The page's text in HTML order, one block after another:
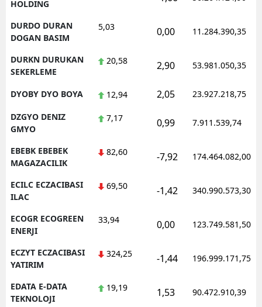
HOLDING
DURDO DURAN
DOGAN BASIM
5,03 0,00 11.284.390,35
DURKN DURUKAN
SEKERLEME
20,58 2,90 53.981.050,35
DYOBY DYO BOYA 12,94 2,05 23.927.218,75
DZGYO DENIZ
GMYO
7,17 0,99 7.911.539,74
EBEBK EBEBEK
MAGAZACILIK
82,60 -7,92 174.464.082,00
ECILC ECZACIBASI
ILAC
69,50 -1,42 340.990.573,30
ECOGR ECOGREEN
ENERJI
33,94 0,00 123.749.581,50
ECZYT ECZACIBASI
YATIRIM
324,25 -1,44 196.999.171,75
EDATA E-DATA
TEKNOLOJI
19,19 1,53 90.472.910,39